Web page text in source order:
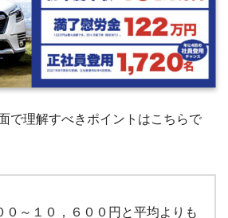
で理解すべきポイントはこちらで
０～１０，６００円と平均よりも